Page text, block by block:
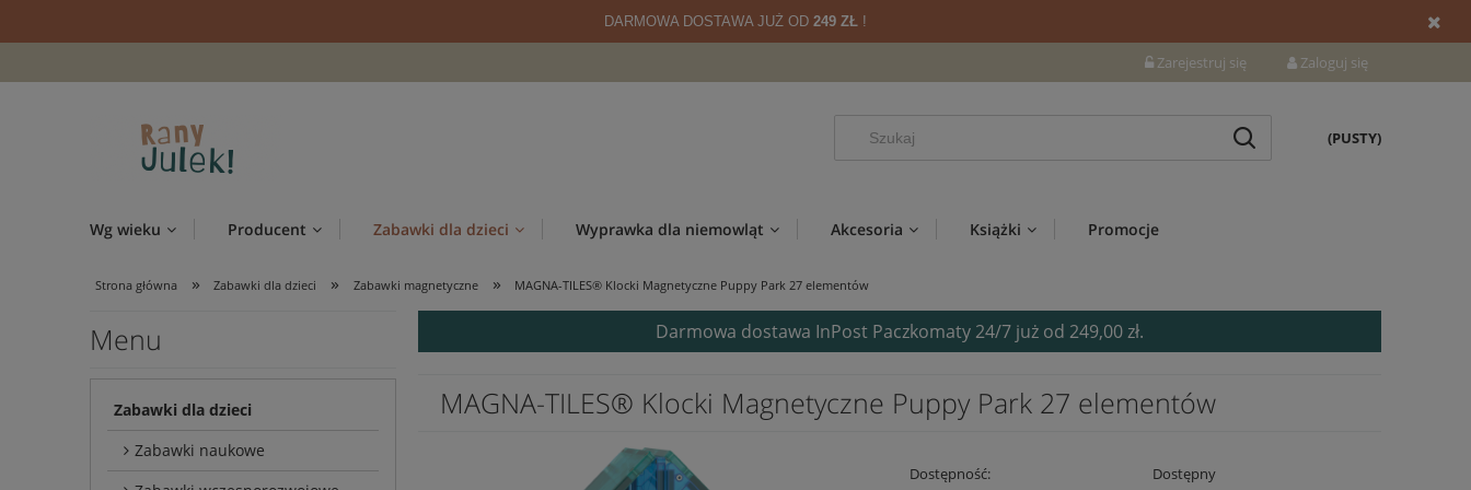
DARMOWA DOSTAWA JUŻ OD 249 ZŁ !
Zarejestruj się Zaloguj się
(PUSTY)
Wg wieku Producent Zabawki dla dzieci Wyprawka dla niemowląt Akcesoria Książki Promocje
Strona główna » Zabawki dla dzieci » Zabawki magnetyczne » MAGNA-TILES® Klocki Magnetyczne Puppy Park 27 elementów
Menu
Zabawki dla dzieci
Zabawki naukowe
Darmowa dostawa InPost Paczkomaty 24/7 już od 249,00 zł.
MAGNA-TILES® Klocki Magnetyczne Puppy Park 27 elementów
Dostępność:
Dostępny